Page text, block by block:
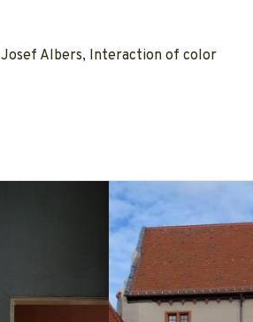
Josef Albers, Interaction of color